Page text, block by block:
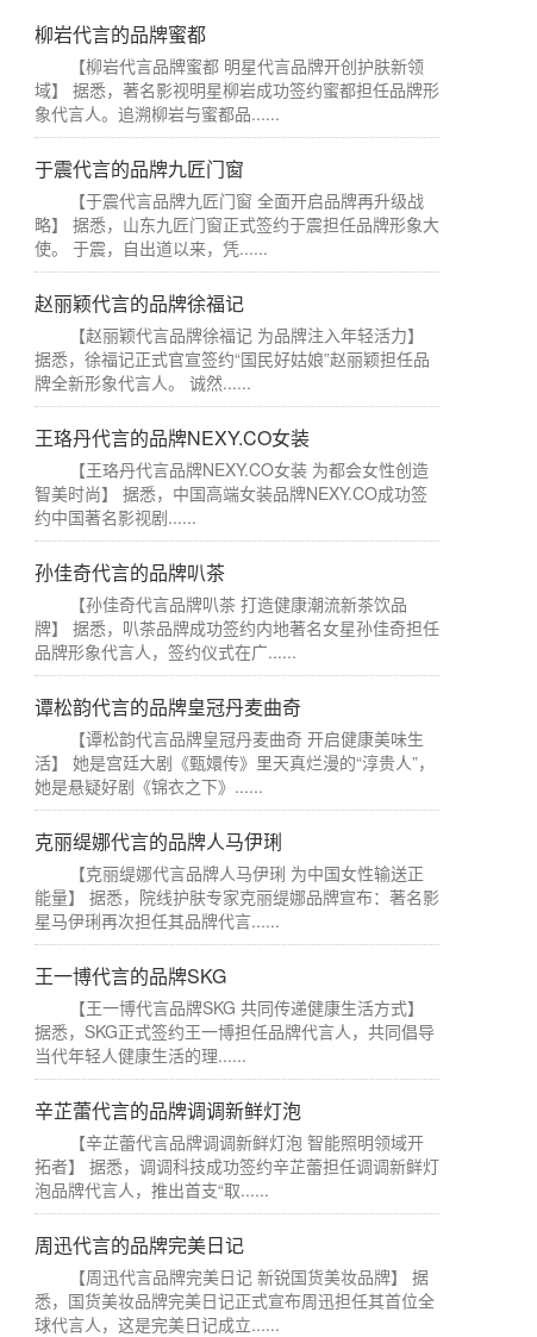
柳岩代言的品牌蜜都
【柳岩代言品牌蜜都 明星代言品牌开创护肤新领
域】 据悉，著名影视明星柳岩成功签约蜜都担任品牌形
象代言人。追溯柳岩与蜜都品......
于震代言的品牌九匠门窗
【于震代言品牌九匠门窗 全面开启品牌再升级战
略】 据悉，山东九匠门窗正式签约于震担任品牌形象大
使。 于震，自出道以来，凭......
赵丽颖代言的品牌徐福记
【赵丽颖代言品牌徐福记 为品牌注入年轻活力】
据悉，徐福记正式官宣签约“国民好姑娘”赵丽颖担任品
牌全新形象代言人。 诚然......
王珞丹代言的品牌NEXY.CO女装
【王珞丹代言品牌NEXY.CO女装 为都会女性创造
智美时尚】 据悉，中国高端女装品牌NEXY.CO成功签
约中国著名影视剧......
孙佳奇代言的品牌叭茶
【孙佳奇代言品牌叭茶 打造健康潮流新茶饮品
牌】 据悉，叭茶品牌成功签约内地著名女星孙佳奇担任
品牌形象代言人，签约仪式在广......
谭松韵代言的品牌皇冠丹麦曲奇
【谭松韵代言品牌皇冠丹麦曲奇 开启健康美味生
活】 她是宫廷大剧《甄嬛传》里天真烂漫的“淳贵人”，
她是悬疑好剧《锦衣之下》......
克丽缇娜代言的品牌人马伊琍
【克丽缇娜代言品牌人马伊琍 为中国女性输送正
能量】 据悉，院线护肤专家克丽缇娜品牌宣布：著名影
星马伊琍再次担任其品牌代言......
王一博代言的品牌SKG
【王一博代言品牌SKG 共同传递健康生活方式】
据悉，SKG正式签约王一博担任品牌代言人，共同倡导
当代年轻人健康生活的理......
辛芷蕾代言的品牌调调新鲜灯泡
【辛芷蕾代言品牌调调新鲜灯泡 智能照明领域开
拓者】 据悉，调调科技成功签约辛芷蕾担任调调新鲜灯
泡品牌代言人，推出首支“取......
周迅代言的品牌完美日记
【周迅代言品牌完美日记 新锐国货美妆品牌】 据
悉，国货美妆品牌完美日记正式宣布周迅担任其首位全
球代言人，这是完美日记成立......